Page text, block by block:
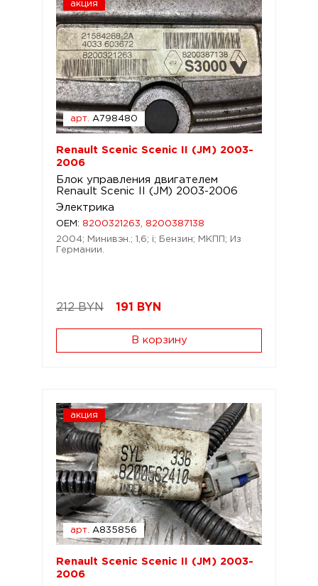
акция
арт. A798480
Renault Scenic Scenic II (JM) 2003-
2006
Блок управления двигателем
Renault Scenic II (JM) 2003-2006
Электрика
OEM: 8200321263, 8200387138
2004; Минивэн.; 1,6; i; Бензин; МКПП; Из
Германии.
212 BYN 191 BYN
В корзину
акция
арт. A835856
Renault Scenic Scenic II (JM) 2003-
2006